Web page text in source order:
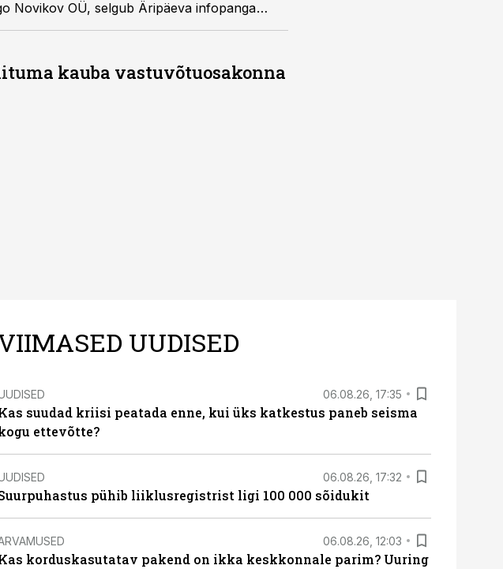
Novikov OÜ, selgub Äripäeva infopanga
kauba vastuvõtuosakonna
UUDISED
06.08.26, 17:35
suudad kriisi peatada enne, kui üks katkestus paneb seisma
ettevõtte?
06.08.26, 17:32
pühib liiklusregistrist ligi 100 000 sõidukit
06.08.26, 12:03
korduskasutatav pakend on ikka keskkonnale parim? Uuring